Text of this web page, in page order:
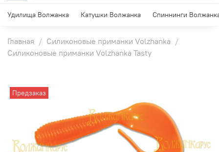
Удилища Волжанка Катушки Волжанка Спиннинги
Главная
Силиконовые приманки Volzhanka
Силиконовые приманки Volzhanka Tasty
Предзаказ